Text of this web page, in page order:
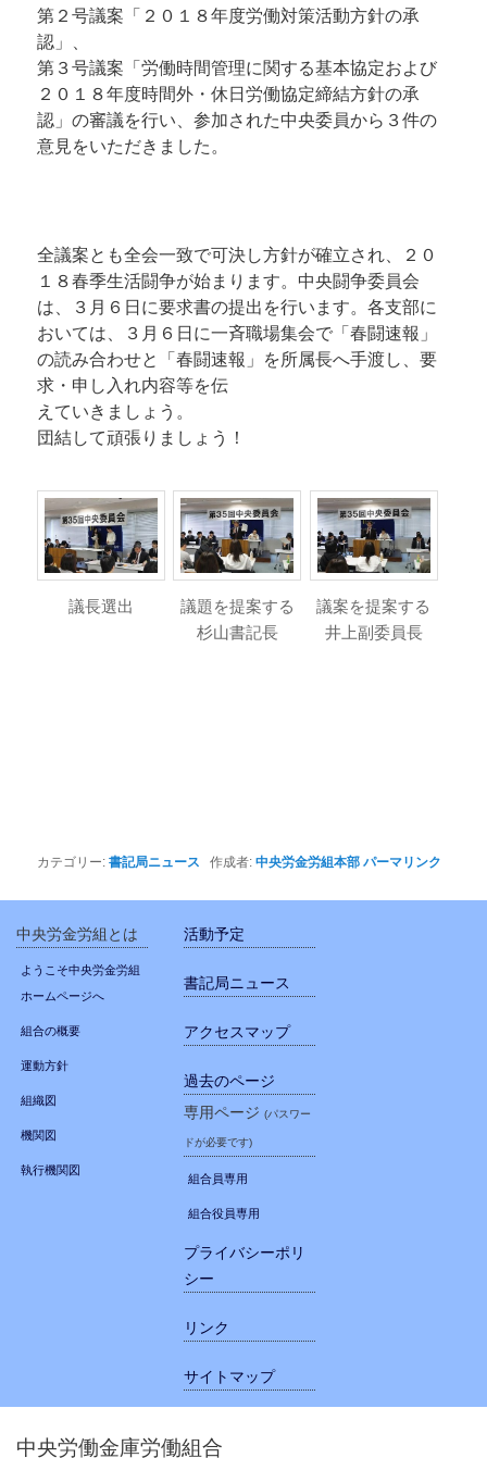
第２号議案「２０１８年度労働対策活動方針の承
認」、
第３号議案「労働時間管理に関する基本協定および
２０１８年度時間外・休日労働協定締結方針の承
認」の審議を行い、参加された中央委員から３件の
意見をいただきました。
全議案とも全会一致で可決し方針が確立され、２０
１８春季生活闘争が始まります。中央闘争委員会
は、３月６日に要求書の提出を行います。各支部に
おいては、３月６日に一斉職場集会で「春闘速報」
の読み合わせと「春闘速報」を所属長へ手渡し、要
求・申し入れ内容等を伝
えていきましょう。
団結して頑張りましょう！
議長選出
議題を提案する
杉山書記長
議案を提案する
井上副委員長
カテゴリー:書記局ニュース 作成者:中央労金労組本部 パーマリンク
中央労金労組とは
ようこそ中央労金労組
ホームページへ
組合の概要
運動方針
組織図
機関図
執行機関図
活動予定
書記局ニュース
アクセスマップ
過去のページ
専用ページ(パスワー
ドが必要です)
組合員専用
組合役員専用
プライバシーポリ
シー
リンク
サイトマップ
中央労働金庫労働組合